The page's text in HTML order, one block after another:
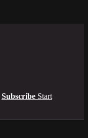
Subscribe Start